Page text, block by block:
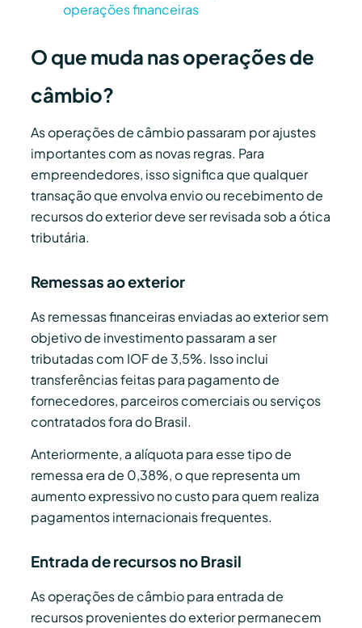
operações financeiras
O que muda nas operações de
câmbio?
As operações de câmbio passaram por ajustes
importantes com as novas regras. Para
empreendedores, isso significa que qualquer
transação que envolva envio ou recebimento de
recursos do exterior deve ser revisada sob a ótica
tributária.
Remessas ao exterior
As remessas financeiras enviadas ao exterior sem
objetivo de investimento passaram a ser
tributadas com IOF de 3,5%. Isso inclui
transferências feitas para pagamento de
fornecedores, parceiros comerciais ou serviços
contratados fora do Brasil.
Anteriormente, a alíquota para esse tipo de
remessa era de 0,38%, o que representa um
aumento expressivo no custo para quem realiza
pagamentos internacionais frequentes.
Entrada de recursos no Brasil
As operações de câmbio para entrada de
recursos provenientes do exterior permanecem